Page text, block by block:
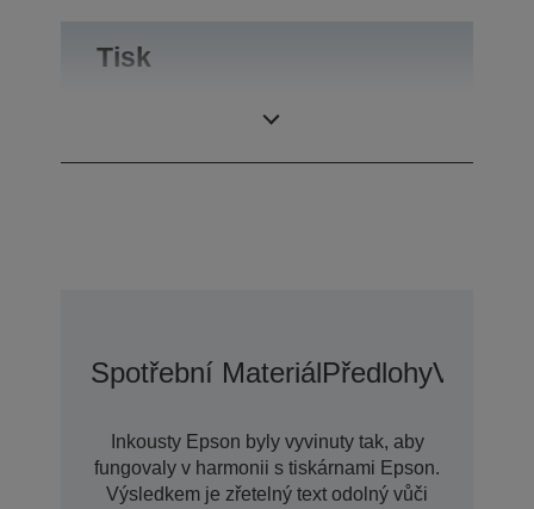
Tisk
Spotřební MateriálPředlohy
Inkousty Epson byly vyvinuty tak, aby
fungovaly v harmonii s tiskárnami Epson.
Výsledkem je zřetelný text odolný vůči